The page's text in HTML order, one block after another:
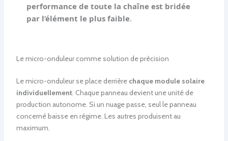
performance de toute la chaîne est bridée
par l’élément le plus faible.
Le micro-onduleur comme solution de précision
Le micro-onduleur se place derrière chaque module solaire
individuellement. Chaque panneau devient une unité de
production autonome. Si un nuage passe, seul le panneau
concerné baisse en régime. Les autres produisent au
maximum.